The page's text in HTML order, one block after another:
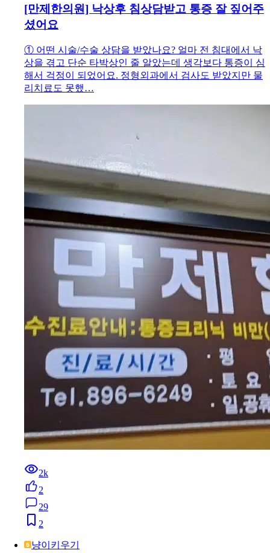
[만제한의원] 낙상후 침상담받고 통증 잘 짚어주
셨어요
① 어떤 시술/수술 상담을 받았나요? 얼마 전 침대에서 낙
상을 겪고 단순 타박상인 줄 알았는데 생각보다 통증이 심
해서 걱정이 되었어요. 정형외과에서 검사도 받았지만 물
리치료도 못했…
2k
2
29
2
냥이키우기